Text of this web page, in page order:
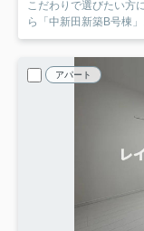
こだわりで選びたい方
ら「中新田新築B号棟
アパート